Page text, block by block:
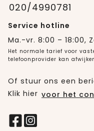
020/4990781
Service hotline
Ma.-vr. 8:00 – 18:00,
Het normale tarief voor
telefoonprovider kan
Of stuur ons een
Klik hier voor het